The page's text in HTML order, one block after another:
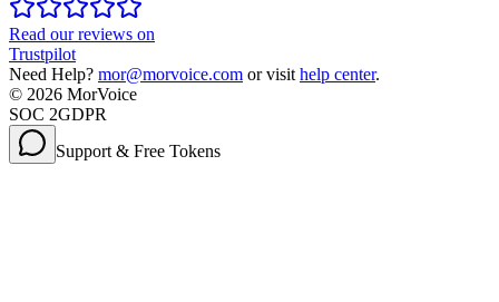
Read our reviews on
Trustpilot
Need Help? mor@morvoice.com or visit help center.
© 2026 MorVoice
SOC 2GDPR
Support & Free Tokens